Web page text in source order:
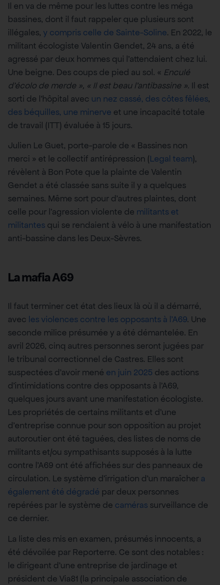
Il en va de même pour les luttes contre les méga
bassines, dont il faut rappeler que plusieurs sont
illégales, y compris celle de Sainte-Soline. En 2022, le
militant écologiste Valentin Gendet, 24 ans, a été
agressé par deux hommes qui l’attendaient chez lui.
Une beigne. Des coups de pied au sol. « Enculé
d’écolo de merde », « Il est beau l’antibassine ». Il est
sorti de l’hôpital avec un nez cassé, des côtes fêlées,
des béquilles, une minerve et une incapacité totale
de travail (ITT) évaluée à 15 jours.
Julien Le Guet, porte-parole de « Bassines non
merci » et le collectif antirépression (Legal team),
révèlent à Bon Pote que la plainte de Valentin
Gendet a été classée sans suite il y a quelques
semaines. Même sort pour d’autres plaintes, dont
celle pour l’agression violente de militants et
militantes qui se rendaient à vélo à une manifestation
anti-bassine dans les Deux-Sèvres.
La mafia A69
Il faut terminer cet état des lieux là où il a démarré,
avec les violences contre les opposants à l’A69. Une
seconde milice présumée y a été démantelée. En
avril 2026, cinq autres personnes seront jugées par
le tribunal correctionnel de Castres. Elles sont
suspectées d’avoir mené en juin 2025 des actions
d’intimidations contre des opposants à l’A69,
quelques jours avant une manifestation écologiste.
Les propriétés de certains militants et d’une
d’entreprise connue pour son opposition au projet
autoroutier ont été taguées, des listes de noms de
militants et/ou sympathisants supposés à la lutte
contre l’A69 ont été affichées sur des panneaux de
circulation. Le système d’irrigation d’un maraîcher a
également été dégradé par deux personnes
repérées par le système de caméras surveillance de
ce dernier.
La liste des mis en examen, présumés innocents, a
été dévoilée par Reporterre. Ce sont des notables :
le dirigeant d’une entreprise de jardinage et
président de Via81 (la principale association de